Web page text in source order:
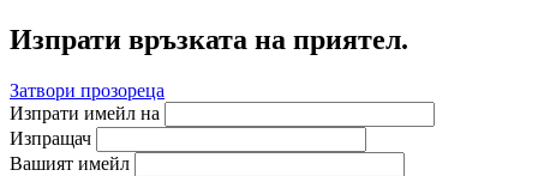
Изпрати връзката на приятел.
Затвори прозореца
Изпрати имейл на
Изпращач
Вашият имейл